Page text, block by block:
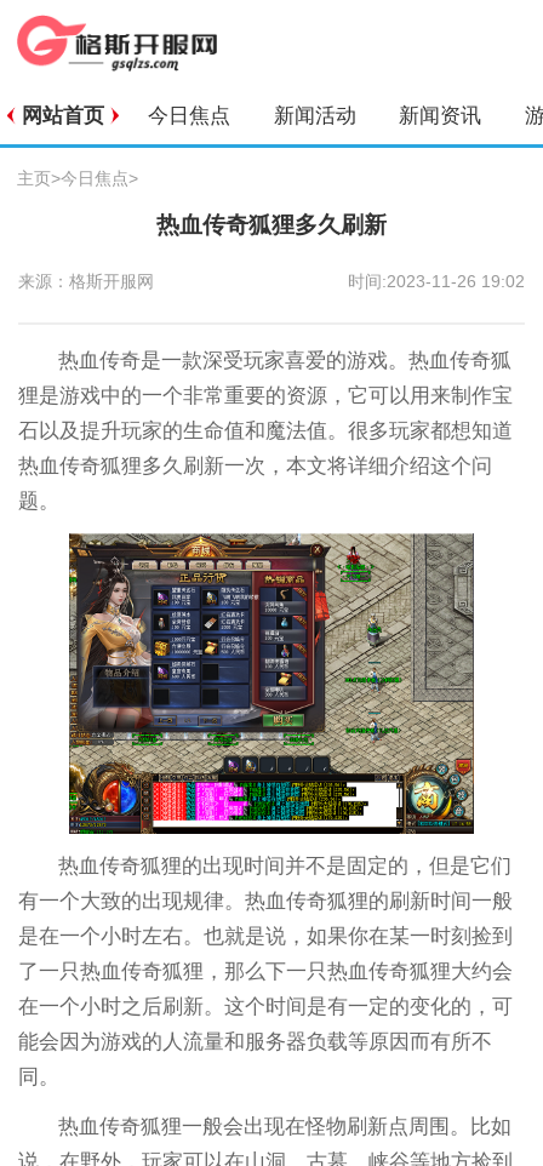
网站首页 今日焦点 新闻活动 新闻资讯
主页>今日焦点>
热血传奇狐狸多久刷新
来源：格斯开服网 时间:2023-11-26 19:02
热血传奇是一款深受玩家喜爱的游戏。热血传奇狐
狸是游戏中的一个非常重要的资源，它可以用来制作宝
石以及提升玩家的生命值和魔法值。很多玩家都想知道
热血传奇狐狸多久刷新一次，本文将详细介绍这个问
题。
热血传奇狐狸的出现时间并不是固定的，但是它们
有一个大致的出现规律。热血传奇狐狸的刷新时间一般
是在一个小时左右。也就是说，如果你在某一时刻捡到
了一只热血传奇狐狸，那么下一只热血传奇狐狸大约会
在一个小时之后刷新。这个时间是有一定的变化的，可
能会因为游戏的人流量和服务器负载等原因而有所不
同。
热血传奇狐狸一般会出现在怪物刷新点周围。比如